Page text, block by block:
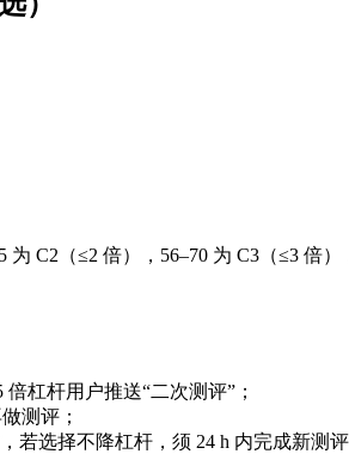
C2（≤2 倍），56–70 为 C3（≤3 倍）
杠杆用户推送“二次测评”；
测评；
选择不降杠杆，须 24 h 内完成新测